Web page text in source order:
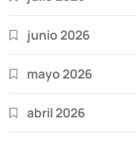
junio 2026
mayo 2026
abril 2026